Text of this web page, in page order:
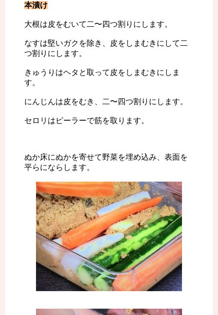
本漬け
大根は皮をむいて二〜四つ割りにします。
なすは堅いガクを除き、皮をしまむきにして二
つ割りにします。
きゅうりはヘタと取って皮をしまむきにしま
す。
にんじんは皮をむき、二〜四つ割りにします。
セロリはピーラーで筋を取ります。
ぬか床にぬかを寄せて野菜を埋め込み、表面を
平らにならします。